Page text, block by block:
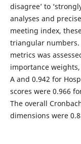
disagree’ to
analyses and
meeting index,
triangular numbers.
metrics was
importance
A and 0.942 for
scores were 0.966
The overall
dimensions were